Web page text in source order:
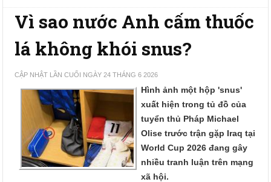
Vì sao nước Anh cấm thuốc
lá không khói snus?
CẬP NHẬT LẦN CUỐI NGÀY 24 THÁNG 6 2026
Hình ảnh một hộp 'snus'
xuất hiện trong tủ đồ của
tuyển thủ Pháp Michael
Olise trước trận gặp Iraq tại
World Cup 2026 đang gây
nhiều tranh luận trên mạng
xã hội.